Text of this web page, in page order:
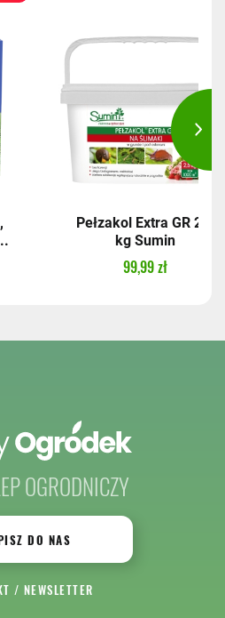
Pełzakol Extra GR 2,5
kg Sumin
99,99 zł
OGRODNICZY
DO NAS
/ NEWSLETTER